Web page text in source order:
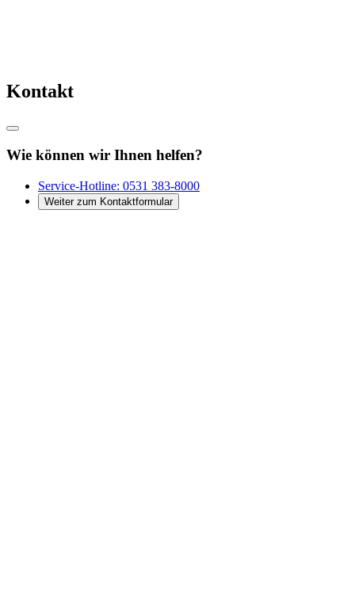
Kontakt
Wie können wir Ihnen helfen?
Service-Hotline: 0531 383-8000